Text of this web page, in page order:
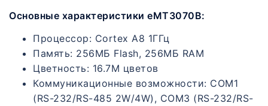
Основные характеристики eMT3070B:
Процессор: Cortex A8 1ГГц
Память: 256МБ Flash, 256МБ RAM
Цветность: 16.7M цветов
Коммуникационные возможности: COM1
(RS-232/RS-485 2W/4W), COM3 (RS-232/RS-